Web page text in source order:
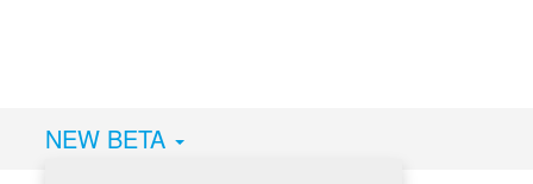
NEW BETA